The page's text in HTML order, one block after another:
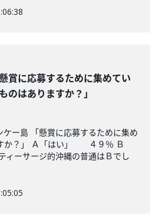
懸賞に応募するために集めてい
のはありますか？」
ケー島 「懸賞に応募するために集め
か？」 Ａ「はい」 ４９％ Ｂ
ィーサージ的沖縄の普通はＢでし